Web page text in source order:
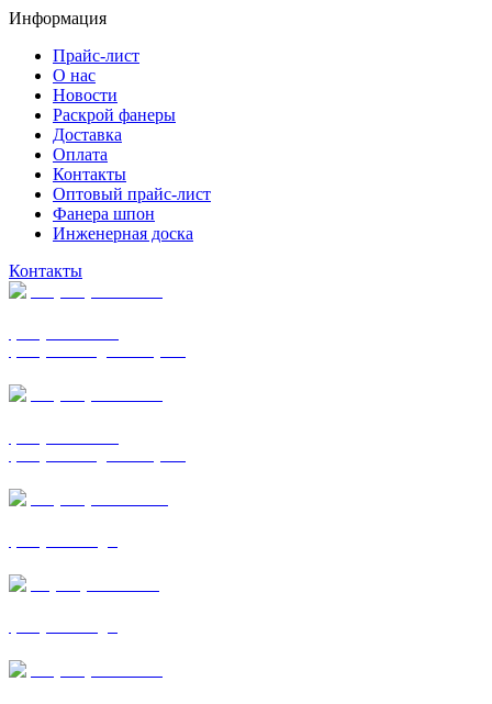
Информация
Прайс-лист
О нас
Новости
Раскрой фанеры
Доставка
Оплата
Контакты
Оптовый прайс-лист
Фанера шпон
Инженерная доска
Контакты